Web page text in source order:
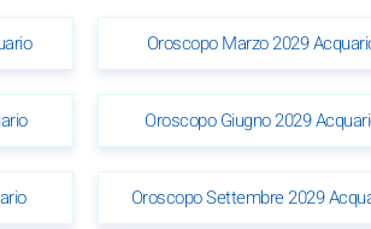
Oroscopo Marzo 2029
Oroscopo Giugno 2029
Oroscopo Settembre 2029